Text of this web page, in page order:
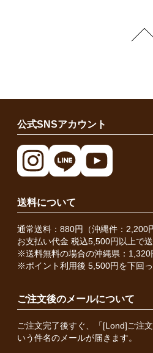
公式SNSアカウント
送料について
通常送料：880円（沖縄件：2,200
お支払い代金 税込5,500円以上で
※送料無料の場合の沖縄県：1,320
※ポイント利用後 5,500円を下回
ご注文後のメールについて
ご注文完了後すぐ、「[Lond]ご注
いう件名のメールが届きます。